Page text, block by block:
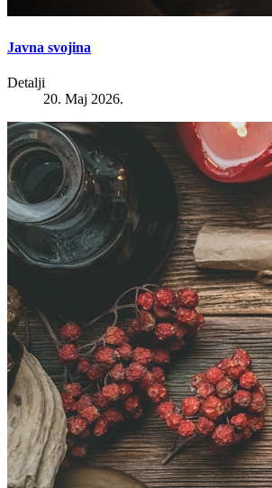
Javna svojina
Detalji
20. Maj 2026.